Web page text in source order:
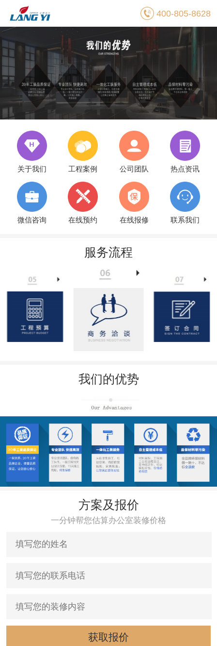
400-805-8628
关于我们 工程案例 公司团队 热点资讯
微信咨询 在线预约 在线报修 联系我们
服务流程
我们的优势
方案及报价
一分钟帮您估算办公室装修价格
获取报价